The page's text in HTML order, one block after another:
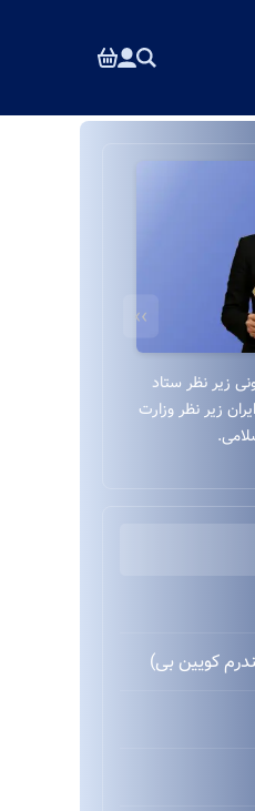
بانکی ایمن و
ملت بدون واسطه.
››
کویین بی)